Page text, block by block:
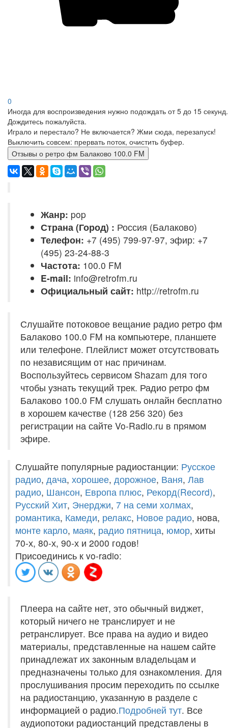
0
Иногда для воспроизведения нужно подождать от 5 до 15 секунд.
Дождитесь пожалуйста.
Играло и перестало? Не включается? Жми сюда, перезапуск!
Выключить совсем: прервать поток, очистить буфер.
Отзывы о ретро фм Балаково 100.0 FM
Жанр: pop
Страна (Город) : Россия (Балаково)
Телефон: +7 (495) 799-97-97, эфир: +7
(495) 23-24-88-3
Частота: 100.0 FM
E-mail: info@retrofm.ru
Официальный сайт: http://retrofm.ru
Слушайте потоковое вещание радио ретро фм
Балаково 100.0 FM на компьютере, планшете
или телефоне. Плейлист может отсутствовать
по независящим от нас причинам.
Воспользуйтесь сервисом Shazam для того
чтобы узнать текущий трек. Радио ретро фм
Балаково 100.0 FM слушать онлайн бесплатно
в хорошем качестве (128 256 320) без
регистрации на сайте Vo-Radio.ru в прямом
эфире.
Слушайте популярные радиостанции: Русское
радио, дача, хорошее, дорожное, Ваня, Лав
радио, Шансон, Европа плюс, Рекорд(Record),
Русский Хит, Энерджи, 7 на семи холмах,
романтика, Камеди, релакс, Новое радио, нова,
монте карло, маяк, радио пятница, юмор, хиты
70-х, 80-х, 90-х и 2000 годов!
Присоединись к vo-radio:
Плеера на сайте нет, это обычный виджет,
который ничего не транслирует и не
ретранслирует. Все права на аудио и видео
материалы, представленные на нашем сайте
принадлежат их законным владельцам и
предназначены только для ознакомления. Для
прослушивания просим переходить по ссылке
на радиостанцию, указанную в разделе с
информацией о радио.Подробней тут. Все
аудиопотоки радиостанций представлены в